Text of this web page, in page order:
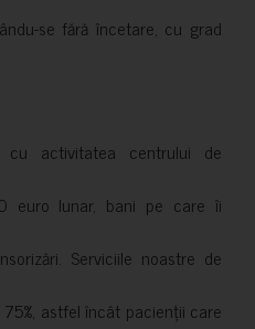
se fără încetare, cu grad
cu activitatea centrului de
euro lunar, bani pe care îi
Serviciile noastre de
astfel încât pacienții care